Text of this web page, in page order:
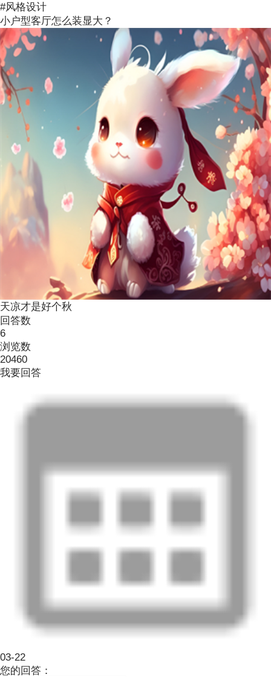
#风格设计
小户型客厅怎么装显大？
天凉才是好个秋
回答数
6
浏览数
20460
我要回答
03-22
您的回答：